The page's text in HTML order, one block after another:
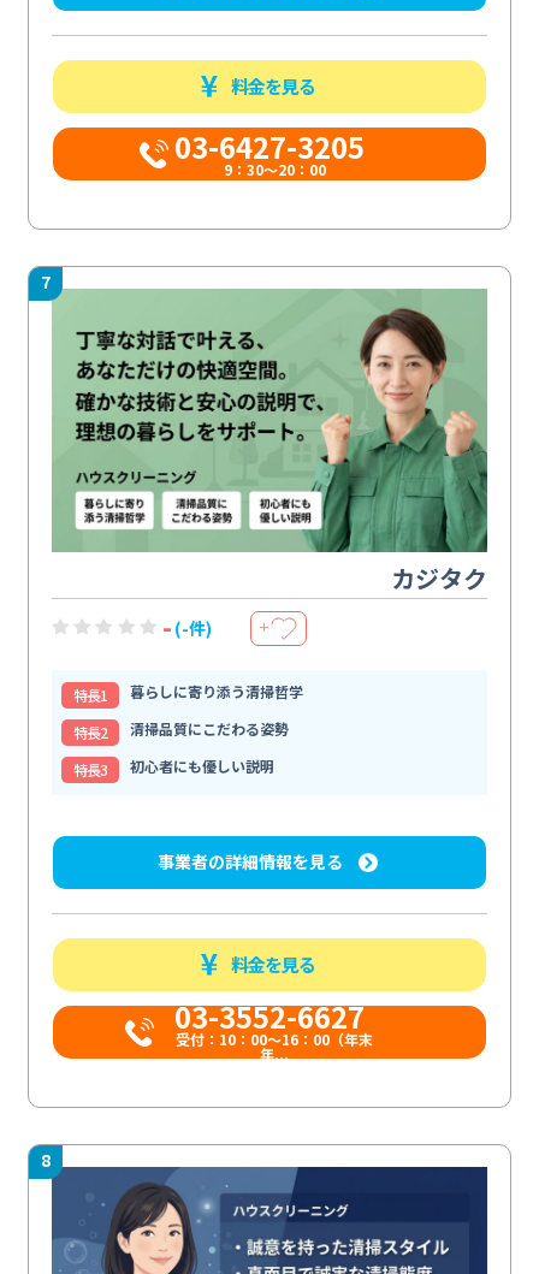
料金を見る
03-6427-3205
9：30～20：00
7
カジタク
- (-件) ＋
特⻑1
暮らしに寄り添う清掃哲学
特⻑2
清掃品質にこだわる姿勢
特⻑3
初心者にも優しい説明
事業者の詳細情報を見る
料金を見る
03-3552-6627
受付：10：00～16：00（年末
年...
8